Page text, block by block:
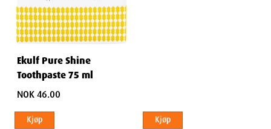
Ekulf Pure Shine
Toothpaste 75 ml
NOK 46.00
Kjøp Kjøp